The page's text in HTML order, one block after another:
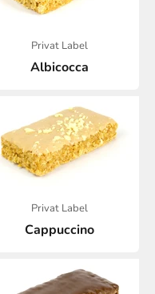
Privat Label
Albicocca
Privat Label
Cappuccino